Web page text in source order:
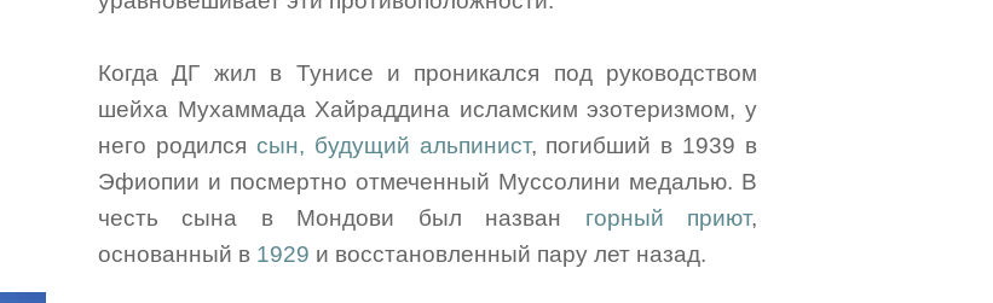
Когда ДГ жил в Тунисе и проникался под руководством
шейха Мухаммада Хайраддина исламским эзотеризмом, у
него родился сын, будущий альпинист, погибший в 1939 в
Эфиопии и посмертно отмеченный Муссолини медалью. В
честь сына в Мондови был назван горный приют,
основанный в 1929 и восстановленный пару лет назад.